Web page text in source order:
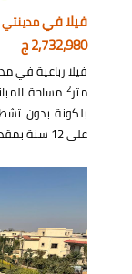
فيلا فيمدينتي
2,732,980 ج
فيلا رباعية في
متر2 مساحة المباني
بلكونة بدون
على 12 سنة بمقدم 2,732,980 جنيه